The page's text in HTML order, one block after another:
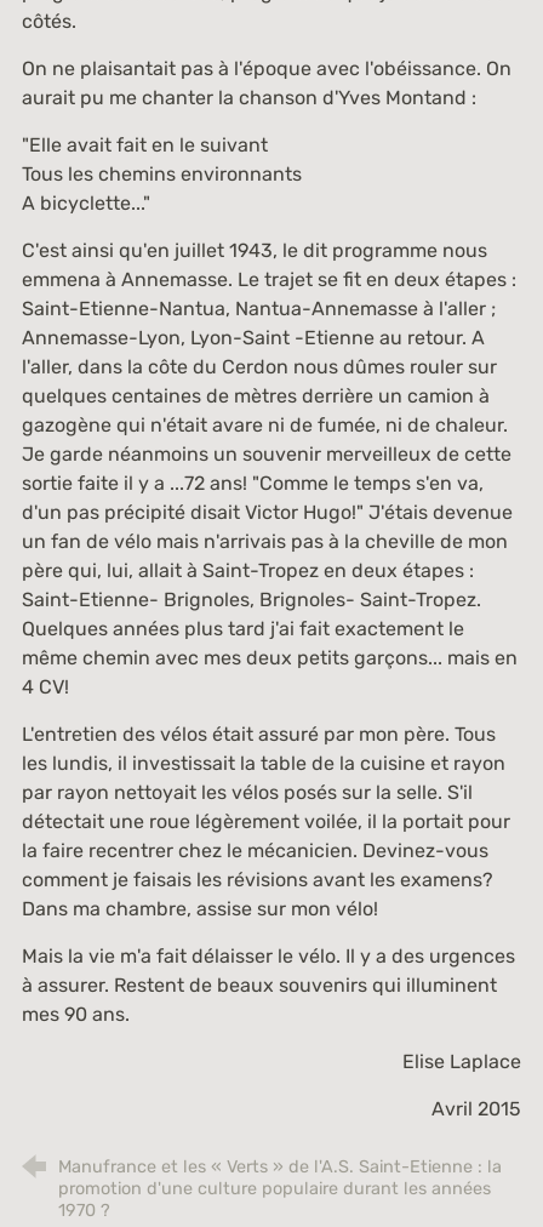
côtés.
On ne plaisantait pas à l'époque avec l'obéissance. On
aurait pu me chanter la chanson d'Yves Montand :
"Elle avait fait en le suivant
Tous les chemins environnants
A bicyclette..."
C'est ainsi qu'en juillet 1943, le dit programme nous
emmena à Annemasse. Le trajet se fit en deux étapes :
Saint-Etienne-Nantua, Nantua-Annemasse à l'aller ;
Annemasse-Lyon, Lyon-Saint -Etienne au retour. A
l'aller, dans la côte du Cerdon nous dûmes rouler sur
quelques centaines de mètres derrière un camion à
gazogène qui n'était avare ni de fumée, ni de chaleur.
Je garde néanmoins un souvenir merveilleux de cette
sortie faite il y a ...72 ans! "Comme le temps s'en va,
d'un pas précipité disait Victor Hugo!" J'étais devenue
un fan de vélo mais n'arrivais pas à la cheville de mon
père qui, lui, allait à Saint-Tropez en deux étapes :
Saint-Etienne- Brignoles, Brignoles- Saint-Tropez.
Quelques années plus tard j'ai fait exactement le
même chemin avec mes deux petits garçons... mais en
4 CV!
L'entretien des vélos était assuré par mon père. Tous
les lundis, il investissait la table de la cuisine et rayon
par rayon nettoyait les vélos posés sur la selle. S'il
détectait une roue légèrement voilée, il la portait pour
la faire recentrer chez le mécanicien. Devinez-vous
comment je faisais les révisions avant les examens?
Dans ma chambre, assise sur mon vélo!
Mais la vie m'a fait délaisser le vélo. Il y a des urgences
à assurer. Restent de beaux souvenirs qui illuminent
mes 90 ans.
Elise Laplace
Avril 2015
Manufrance et les « Verts » de l'A.S. Saint-Etienne : la
promotion d'une culture populaire durant les années
1970 ?